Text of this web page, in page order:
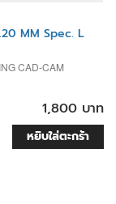
MM Spec. L
CAD-CAM
1,800 บาท
หยิบใส่ตะกร้า